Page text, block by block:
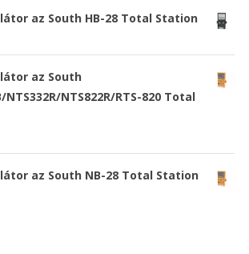
az South HB-28 Total Station
az South
NTS332R/NTS822R/RTS-820 Total
az South NB-28 Total Station